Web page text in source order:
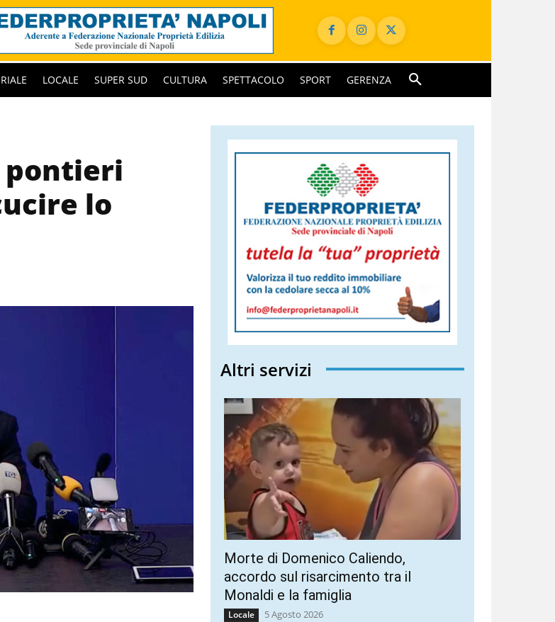
LOCALE SUPER SUD CULTURA SPETTACOLO SPORT GERENZA
pontieri
lo
Altri servizi
Morte di Domenico Caliendo,
accordo sul risarcimento tra il
Monaldi e la famiglia
Locale 5 Agosto 2026